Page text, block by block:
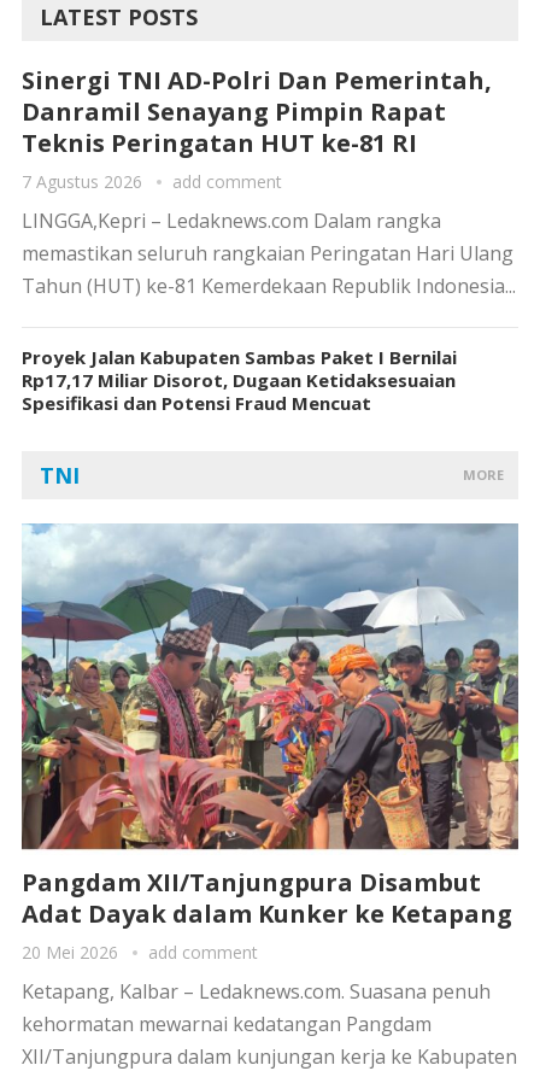
LATEST POSTS
Sinergi TNI AD-Polri Dan Pemerintah,
Danramil Senayang Pimpin Rapat
Teknis Peringatan HUT ke-81 RI
7 Agustus 2026 add comment
LINGGA,Kepri – Ledaknews.com Dalam rangka
memastikan seluruh rangkaian Peringatan Hari Ulang
Tahun (HUT) ke-81 Kemerdekaan Republik Indonesia...
Proyek Jalan Kabupaten Sambas Paket I Bernilai
Rp17,17 Miliar Disorot, Dugaan Ketidaksesuaian
Spesifikasi dan Potensi Fraud Mencuat
TNI MORE
Pangdam XII/Tanjungpura Disambut
Adat Dayak dalam Kunker ke Ketapang
20 Mei 2026 add comment
Ketapang, Kalbar – Ledaknews.com. Suasana penuh
kehormatan mewarnai kedatangan Pangdam
XII/Tanjungpura dalam kunjungan kerja ke Kabupaten